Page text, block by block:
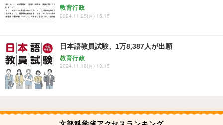
教育行政
2024.11.25(月) 15:15
日本語教員試験、1万8,387人が出願
教育行政
2024.11.18(月) 13:15
文部科学省アクセスランキング